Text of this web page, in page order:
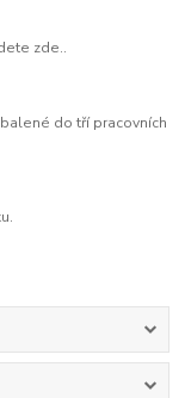
zde..
do tří pracovních